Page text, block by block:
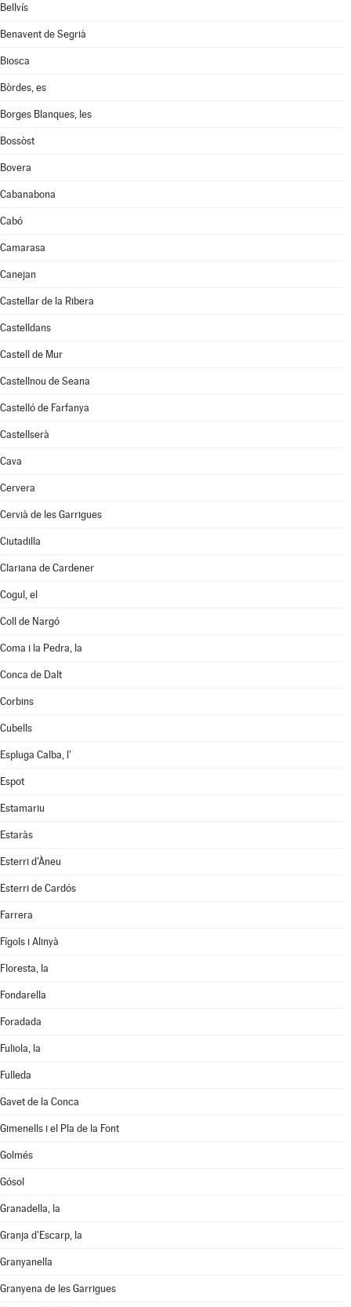
Bellvís
Benavent de Segrià
Biosca
Bòrdes, es
Borges Blanques, les
Bossòst
Bovera
Cabanabona
Cabó
Camarasa
Canejan
Castellar de la Ribera
Castelldans
Castell de Mur
Castellnou de Seana
Castelló de Farfanya
Castellserà
Cava
Cervera
Cervià de les Garrigues
Ciutadilla
Clariana de Cardener
Cogul, el
Coll de Nargó
Coma i la Pedra, la
Conca de Dalt
Corbins
Cubells
Espluga Calba, l'
Espot
Estamariu
Estaràs
Esterri d'Àneu
Esterri de Cardós
Farrera
Fígols i Alinyà
Floresta, la
Fondarella
Foradada
Fuliola, la
Fulleda
Gavet de la Conca
Gimenells i el Pla de la Font
Golmés
Gósol
Granadella, la
Granja d'Escarp, la
Granyanella
Granyena de les Garrigues